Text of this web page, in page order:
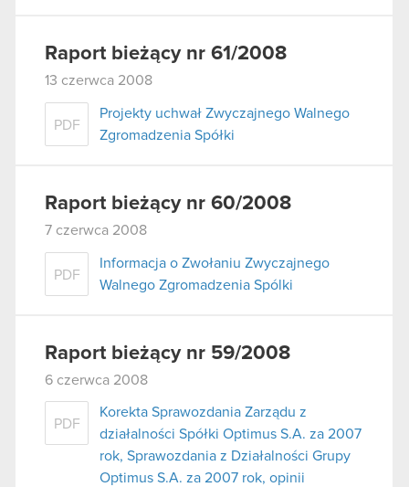
Raport bieżący nr 61/2008
13 czerwca 2008
PDF
Projekty uchwał Zwyczajnego Walnego
Zgromadzenia Spółki
Raport bieżący nr 60/2008
7 czerwca 2008
PDF
Informacja o Zwołaniu Zwyczajnego
Walnego Zgromadzenia Spólki
Raport bieżący nr 59/2008
6 czerwca 2008
PDF
Korekta Sprawozdania Zarządu z
działalności Spółki Optimus S.A. za 2007
rok, Sprawozdania z Działalności Grupy
Optimus S.A. za 2007 rok, opinii